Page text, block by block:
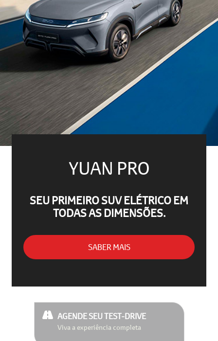
YUAN PRO
SEU PRIMEIRO SUV ELÉTRICO EM
TODAS AS DIMENSÕES.
SABER MAIS
AGENDE SEU TEST-DRIVE
Viva a experiência completa